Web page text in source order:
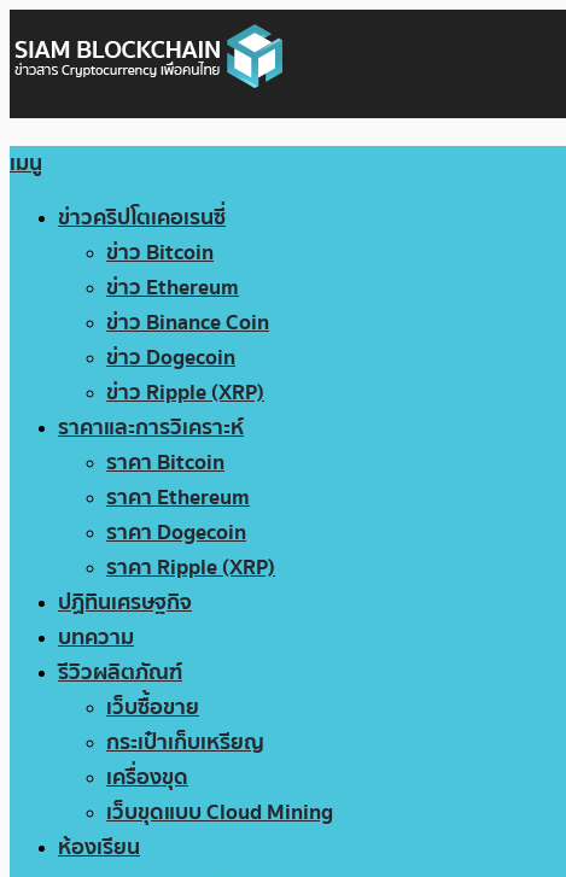
เมนู
ข่าวคริปโตเคอเรนซี่
ข่าว Bitcoin
ข่าว Ethereum
ข่าว Binance Coin
ข่าว Dogecoin
ข่าว Ripple (XRP)
ราคาและการวิเคราะห์
ราคา Bitcoin
ราคา Ethereum
ราคา Dogecoin
ราคา Ripple (XRP)
ปฏิทินเศรษฐกิจ
บทความ
รีวิวผลิตภัณฑ์
เว็บซื้อขาย
กระเป๋าเก็บเหรียญ
เครื่องขุด
เว็บขุดแบบ Cloud Mining
ห้องเรียน